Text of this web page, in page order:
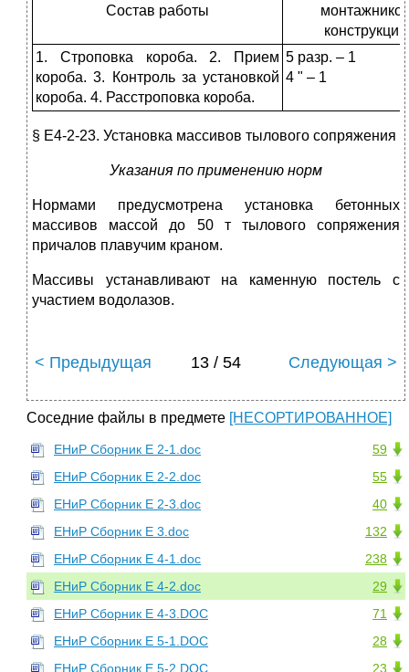
Состав работы
конструкций
1. Строповка короба. 2. Прием
короба. 3. Контроль за установкой
короба. 4. Расстроповка короба.
5 разр. – 1
4 " – 1
§ Е4-2-23. Установка массивов тылового сопряжения
Указания по применению норм
Нормами предусмотрена установка бетонных
массивов массой до 50 т тылового сопряжения
причалов плавучим краном.
Массивы устанавливают на каменную постель с
участием водолазов.
< Предыдущая 13 / 54 Следующая >
Соседние файлы в предмете [НЕСОРТИРОВАННОЕ]
59
ЕНиР Сборник Е 2-1.doc
55
ЕНиР Сборник Е 2-2.doc
40
ЕНиР Сборник Е 2-3.doc
132
ЕНиР Сборник Е 3.doc
238
ЕНиР Сборник Е 4-1.doc
29
ЕНиР Сборник Е 4-2.doc
71
ЕНиР Сборник Е 4-3.DOC
28
ЕНиР Сборник Е 5-1.DOC
23
ЕНиР Сборник Е 5-2.DOC